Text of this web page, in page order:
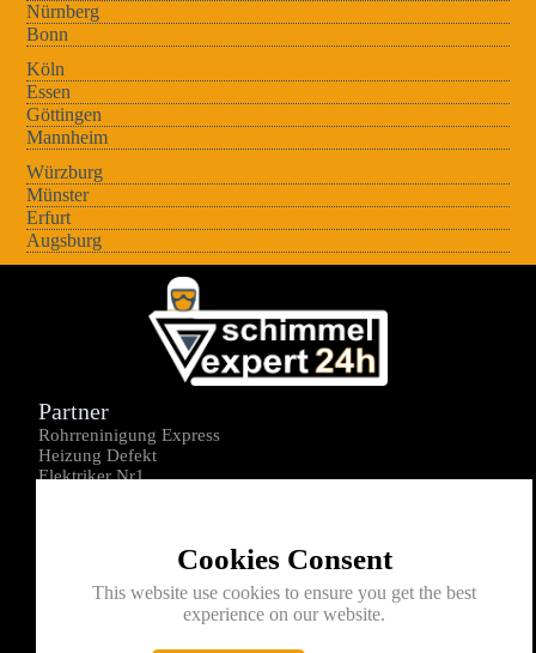
Nürnberg
Bonn
Köln
Essen
Göttingen
Mannheim
Würzburg
Münster
Erfurt
Augsburg
Cookies Consent
This website use cookies to ensure you get the best
experience on our website.
Partner
Rohrreninigung Express
Heizung Defekt
Elektriker Nr1
Kontakt